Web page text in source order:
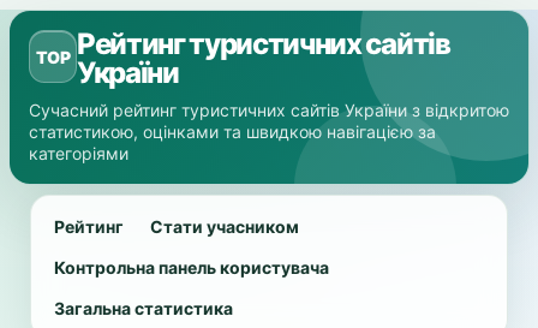
TOP Рейтинг туристичних сайтів
України
Сучасний рейтинг туристичних сайтів України з відкритою
статистикою, оцінками та швидкою навігацією за
категоріями
Рейтинг
Стати учасником
Контрольна панель користувача
Загальна статистика